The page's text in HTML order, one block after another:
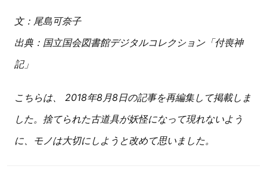
文：尾島可奈子
出典：国立国会図書館デジタルコレクション「付喪神
記」
こちらは、 2018年8月8日の記事を再編集して掲載しま
した。捨てられた古道具が妖怪になって現れないよう
に、モノは大切にしようと改めて思いました。